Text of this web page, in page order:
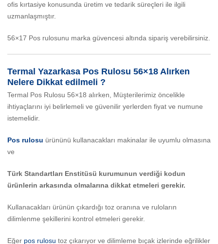
ofis kırtasiye konusunda üretim ve tedarik süreçleri ile ilgili
uzmanlaşmıştır.
56×17 Pos rulosunu marka güvencesi altında sipariş verebilirsiniz.
Termal Yazarkasa Pos Rulosu 56×18 Alırken
Nelere Dikkat edilmeli ?
Termal Pos Rulosu 56×18 alırken, Müşterilerimiz öncelikle
ihtiyaçlarını iyi belirlemeli ve güvenilir yerlerden fiyat ve numune
istemelidir.
Pos rulosu ürününü kullanacakları makinalar ile uyumlu olmasına
ve
Türk Standartları Enstitüsü kurumunun verdiği kodun
ürünlerin arkasında olmalarına dikkat etmeleri gerekir.
Kullanacakları ürünün çıkardığı toz oranına ve ruloların
dilimlenme şekillerini kontrol etmeleri gerekir.
Eğer pos rulosu toz çıkarıyor ve dilimleme bıçak izlerinde eğrilikler